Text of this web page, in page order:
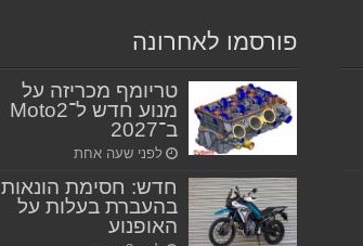
פורסמו לאחרונה
טריומף מכריזה על
מנוע חדש ל־Moto2
ב־2027
לפני שעה אחת
חדש: חסימת הונאות
בהעברת בעלות על
האופנוע